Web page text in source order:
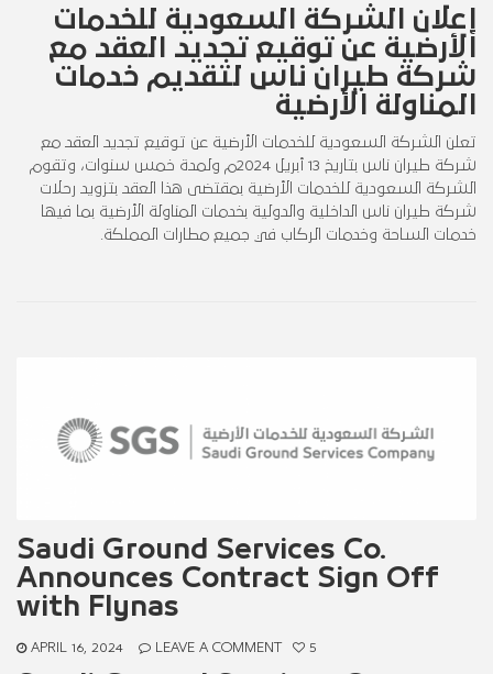
إعلان الشركة السعودية للخدمات
الأرضية عن توقيع تجديد العقد مع
شركة طيران ناس لتقديم خدمات
المناولة الأرضية
تعلن الشركة السعودية للخدمات الأرضية عن توقيع تجديد العقد مع
شركة طيران ناس بتاريخ 13 أبريل 2024م ولمدة خمس سنوات، وتقوم
الشركة السعودية للخدمات الأرضية بمقتضى هذا العقد بتزويد رحلات
شركة طيران ناس الداخلية والدولية بخدمات المناولة الأرضية بما فيها
خدمات الساحة وخدمات الركاب في جميع مطارات المملكة.
Saudi Ground Services Co.
Announces Contract Sign Off
with Flynas
APRIL 16, 2024 LEAVE A COMMENT 5